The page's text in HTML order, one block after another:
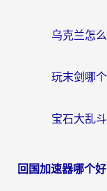
回国加速器哪个好